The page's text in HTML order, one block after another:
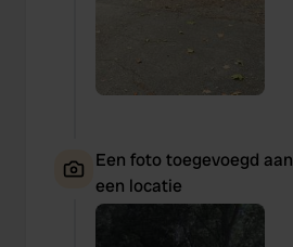
Een foto toegevoegd aan
een locatie